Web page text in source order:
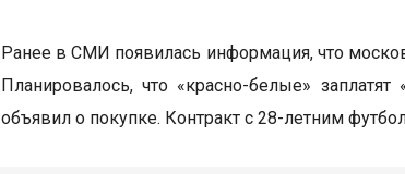
Ранее в СМИ появилась информация, что
Планировалось, что «красно-белые»
объявил о покупке. Контракт с 28-летним